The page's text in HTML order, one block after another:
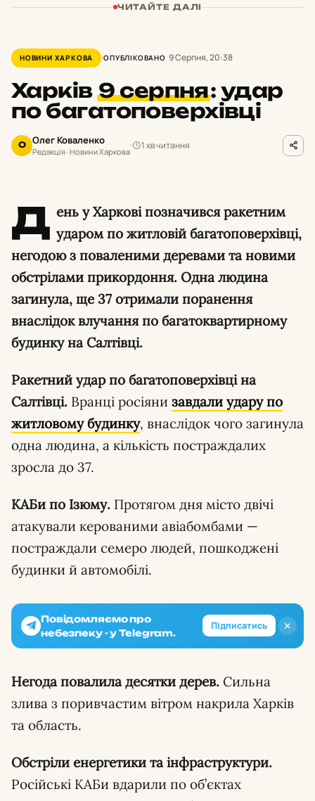
ЧИТАЙТЕ ДАЛІ
НОВИНИ ХАРКОВА ОПУБЛІКОВАНО 9 Серпня, 20:38
Харків9 серпня: удар
по багатоповерхівці
О Олег Коваленко
Редакція · Новини Харкова
1 хв читання
Д ень у Харкові позначився ракетним
ударом по житловій багатоповерхівці,
негодою з поваленими деревами та новими
обстрілами прикордоння. Одна людина
загинула, ще 37 отримали поранення
внаслідок влучання по багатоквартирному
будинку на Салтівці.
Ракетний удар по багатоповерхівці на
Салтівці. Вранці росіяни завдали удару по
житловому будинку, внаслідок чого загинула
одна людина, а кількість постраждалих
зросла до 37.
КАБи по Ізюму. Протягом дня місто двічі
атакували керованими авіабомбами —
постраждали семеро людей, пошкоджені
будинки й автомобілі.
✕
Повідомляємо про
небезпеку - у Telegram.
Підписатись
Негода повалила десятки дерев. Сильна
злива з поривчастим вітром накрила Харків
та область.
Обстріли енергетики та інфраструктури.
Російські КАБи вдарили по об’єктах